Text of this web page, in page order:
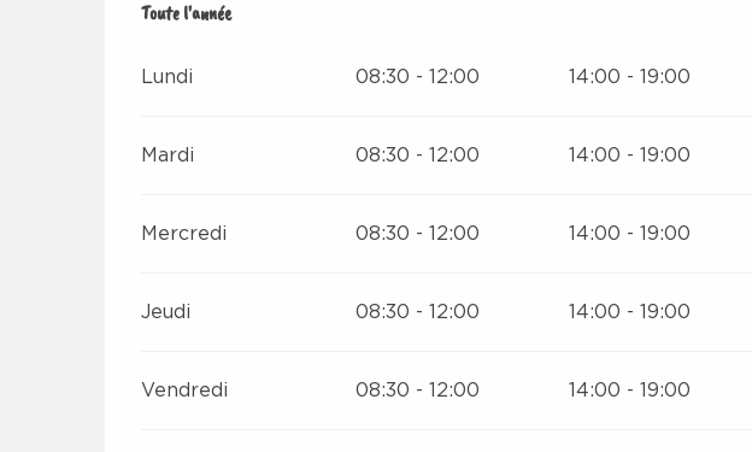
Toute l'année
Toute l'année
Lundi 08:30 - 12:00 14:00 - 19:00
Mardi 08:30 - 12:00 14:00 - 19:00
Mercredi 08:30 - 12:00 14:00 - 19:00
Jeudi 08:30 - 12:00 14:00 - 19:00
Vendredi 08:30 - 12:00 14:00 - 19:00